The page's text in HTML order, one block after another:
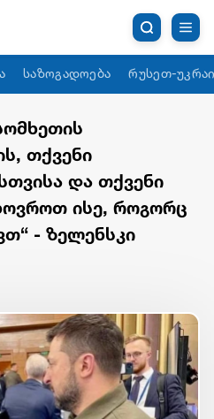
საზოგადოება რუსეთ-
თქვენი
და თქვენი
ისე, როგორც
- ზელენსკი